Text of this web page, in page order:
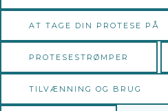
AT TAGE DIN PROTESE PÅ
PROTESESTRØMPER
TILVÆNNING OG BRUG